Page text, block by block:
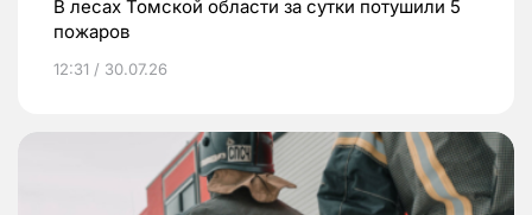
В лесах Томской области за сутки потушили 5
пожаров
12:31 / 30.07.26